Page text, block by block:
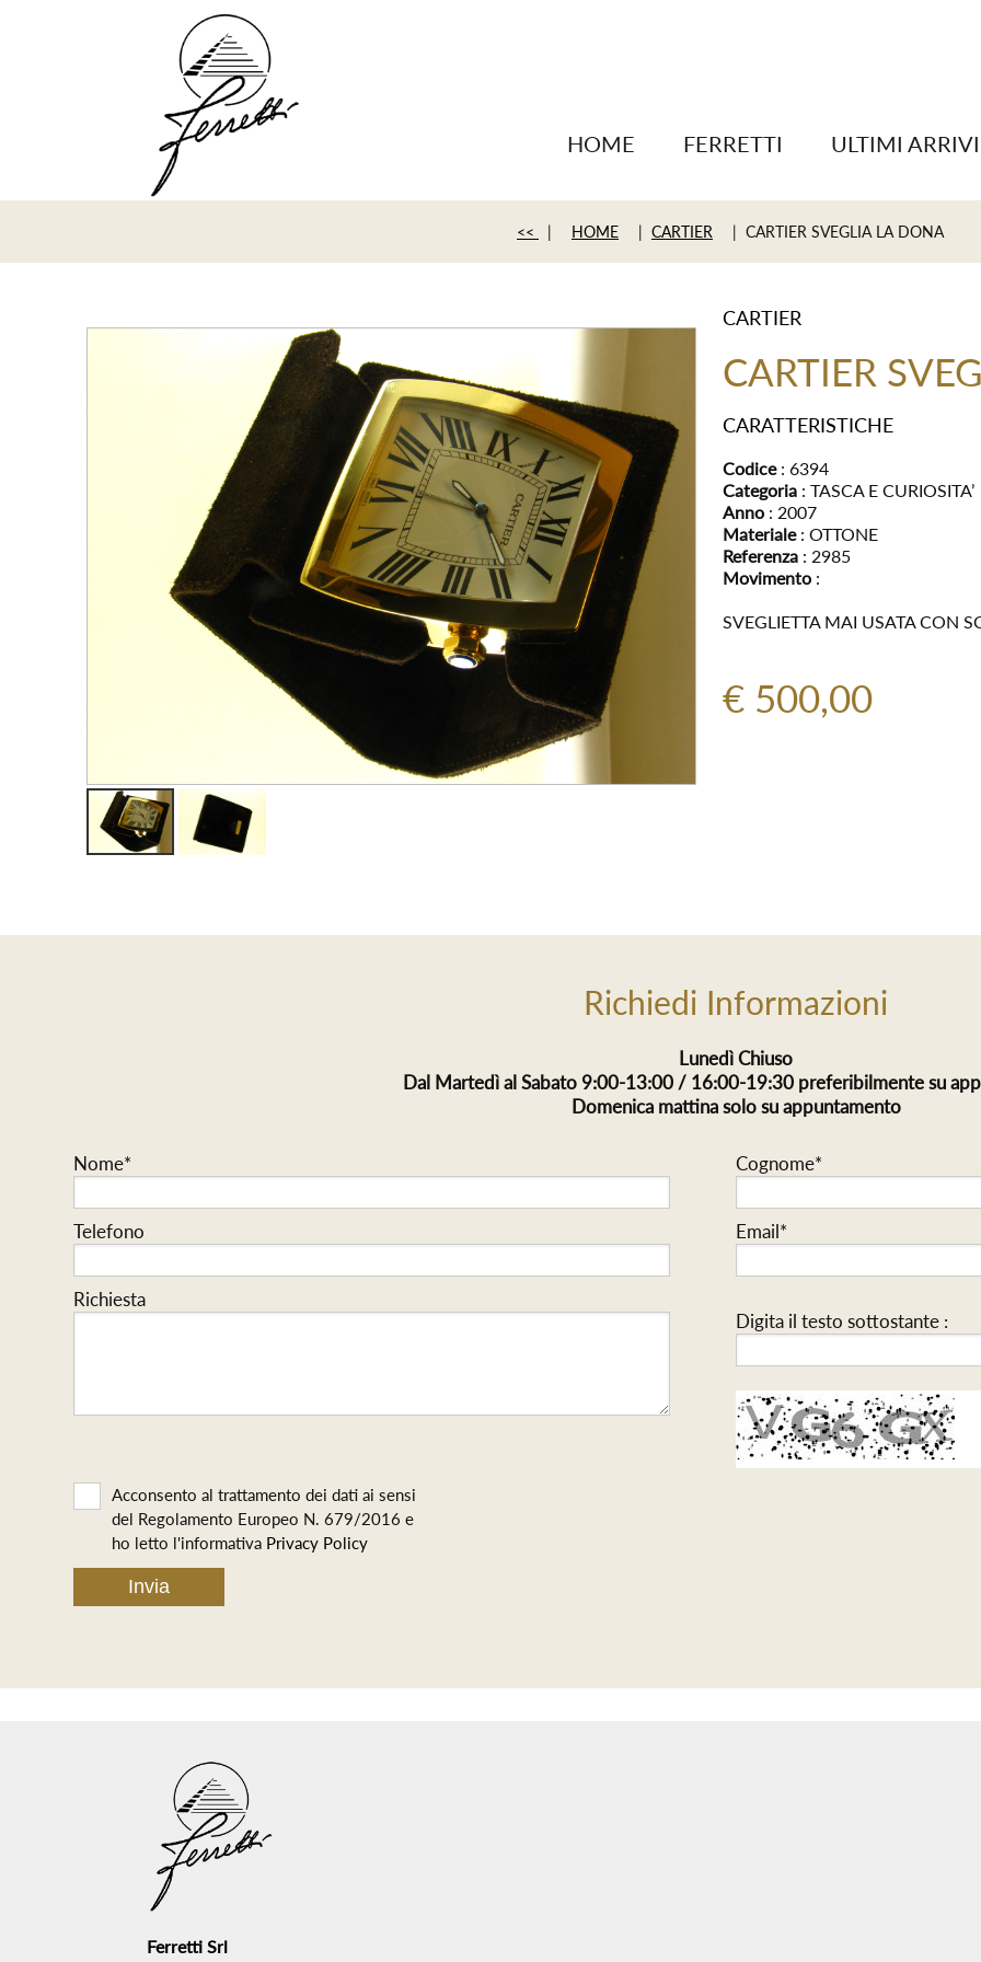
HOME FERRETTI ULTIMI ARRIVI
<< | HOME | CARTIER | CARTIER SVEGLIA LA DONA
CARTIER
CARTIER
CARATTERISTICHE
Codice: 6394
Categoria: TASCA E CURIOSITA’
Anno: 2007
Materiale: OTTONE
Referenza: 2985
Movimento:
SVEGLIETTA MAI USATA CON
€ 500,00
Richiedi Informazioni
Lunedì Chiuso
Dal Martedì al Sabato 9:00-13:00 / 16:00-19:30 preferibilmente su
Domenica mattina solo su appuntamento
Nome* Cognome*
Telefono Email*
Richiesta
Digita il testo sottostante :
Acconsento al trattamento dei dati ai sensi
del Regolamento Europeo N. 679/2016 e
ho letto l'informativa Privacy Policy
Ferretti Srl